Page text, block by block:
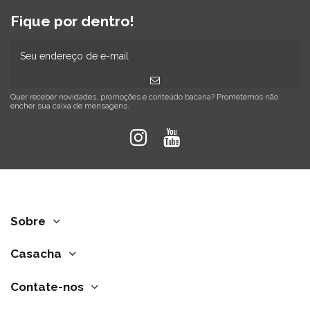
Fique por dentro!
Quer receber novidades, promoções e conteúdo bacana? Prometemos não
encher sua caixa de mensagens.
Sobre
Casacha
Contate-nos